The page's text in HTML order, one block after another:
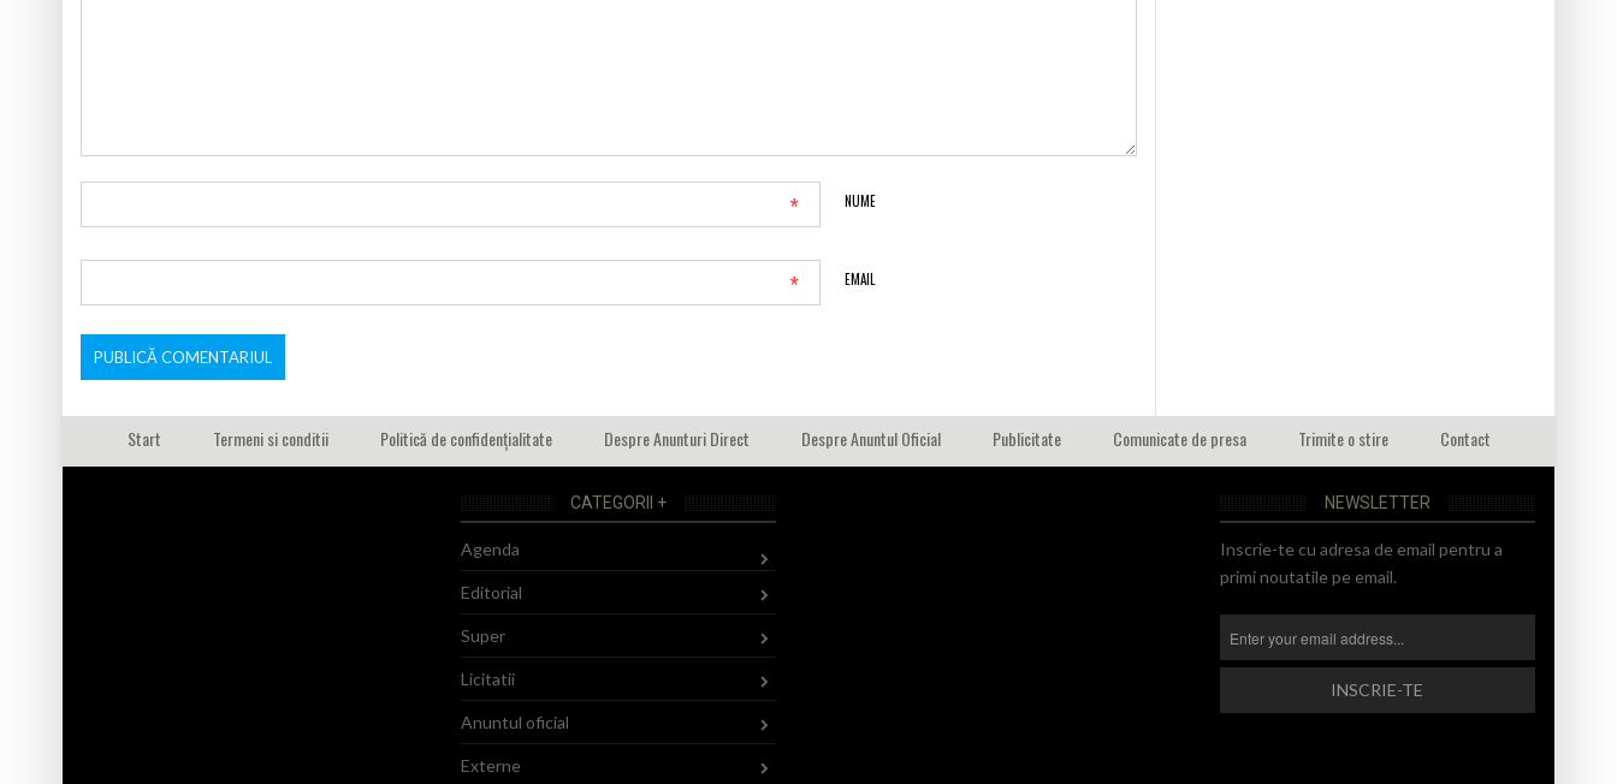
NUME
*
EMAIL
*
Start Termeni si conditii Politică de confidențialitate Despre Anunturi Direct Despre Anuntul Oficial Publicitate Comunicate de presa Trimite o stire Contact
CATEGORII +
Agenda
Editorial
Super
Licitatii
Anuntul oficial
Externe
NEWSLETTER
Inscrie-te cu adresa de email pentru a
primi noutatile pe email.